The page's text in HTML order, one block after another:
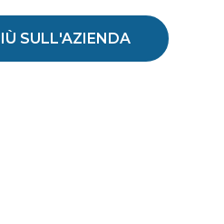
SULL'AZIENDA